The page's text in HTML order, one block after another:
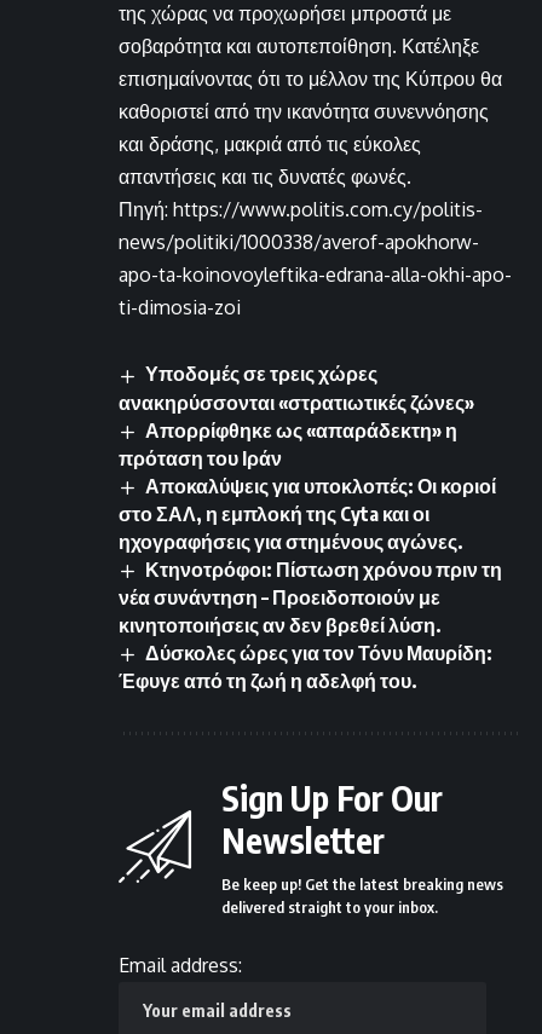
της χώρας να προχωρήσει μπροστά με
σοβαρότητα και αυτοπεποίθηση. Κατέληξε
επισημαίνοντας ότι το μέλλον της Κύπρου θα
καθοριστεί από την ικανότητα συνεννόησης
και δράσης, μακριά από τις εύκολες
απαντήσεις και τις δυνατές φωνές.
Πηγή: https://www.politis.com.cy/politis-
news/politiki/1000338/averof-apokhorw-
apo-ta-koinovoyleftika-edrana-alla-okhi-apo-
ti-dimosia-zoi
Υποδομές σε τρεις χώρες
ανακηρύσσονται «στρατιωτικές ζώνες»
Απορρίφθηκε ως «απαράδεκτη» η
πρόταση του Ιράν
Αποκαλύψεις για υποκλοπές: Οι κοριοί
στο ΣΑΛ, η εμπλοκή της Cyta και οι
ηχογραφήσεις για στημένους αγώνες.
Κτηνοτρόφοι: Πίστωση χρόνου πριν τη
νέα συνάντηση – Προειδοποιούν με
κινητοποιήσεις αν δεν βρεθεί λύση.
Δύσκολες ώρες για τον Τόνυ Μαυρίδη:
Έφυγε από τη ζωή η αδελφή του.
Sign Up For Our
Newsletter
Be keep up! Get the latest breaking news
delivered straight to your inbox.
Email address: